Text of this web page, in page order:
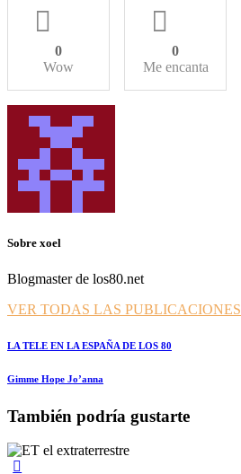
0
Wow
0
Me encanta
Sobre xoel
Blogmaster de los80.net
VER TODAS LAS PUBLICACIONES
Navegación
de
Prev
LA TELE EN LA ESPAÑA DE LOS 80
Siguiente
Gimme Hope Jo’anna
También podría gustarte